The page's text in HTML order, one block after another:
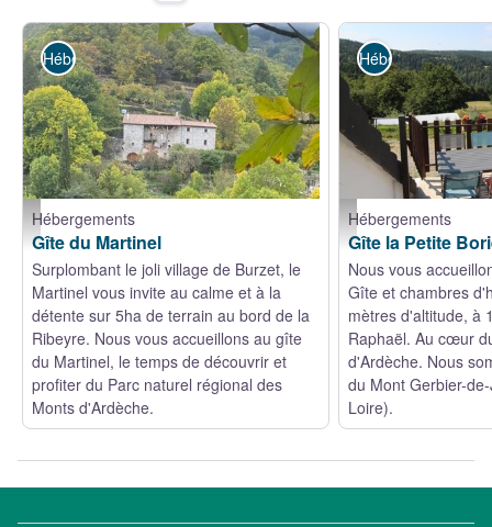
Le Martinel, gîte sur la partie droite - Gîtes de France
Hébergements
Hébergements
Gîte du Martinel
Surplombant le joli village de Burzet, le
Martinel vous invite au calme et à la
détente sur 5ha de terrain au bord de la
Ribeyre. Nous vous accueillons au gîte
du Martinel, le temps de découvrir et
profiter du Parc naturel régional des
Monts d'Ardèche.
Terrasse avec superbe
Hébergements
Hébergements
Gîte la Petite
Nous vous
Gîte et chambres
mètres d'altitude, à
Raphaël. Au cœur
d'Ardèche. Nous
du Mont Gerbier-
Loire).